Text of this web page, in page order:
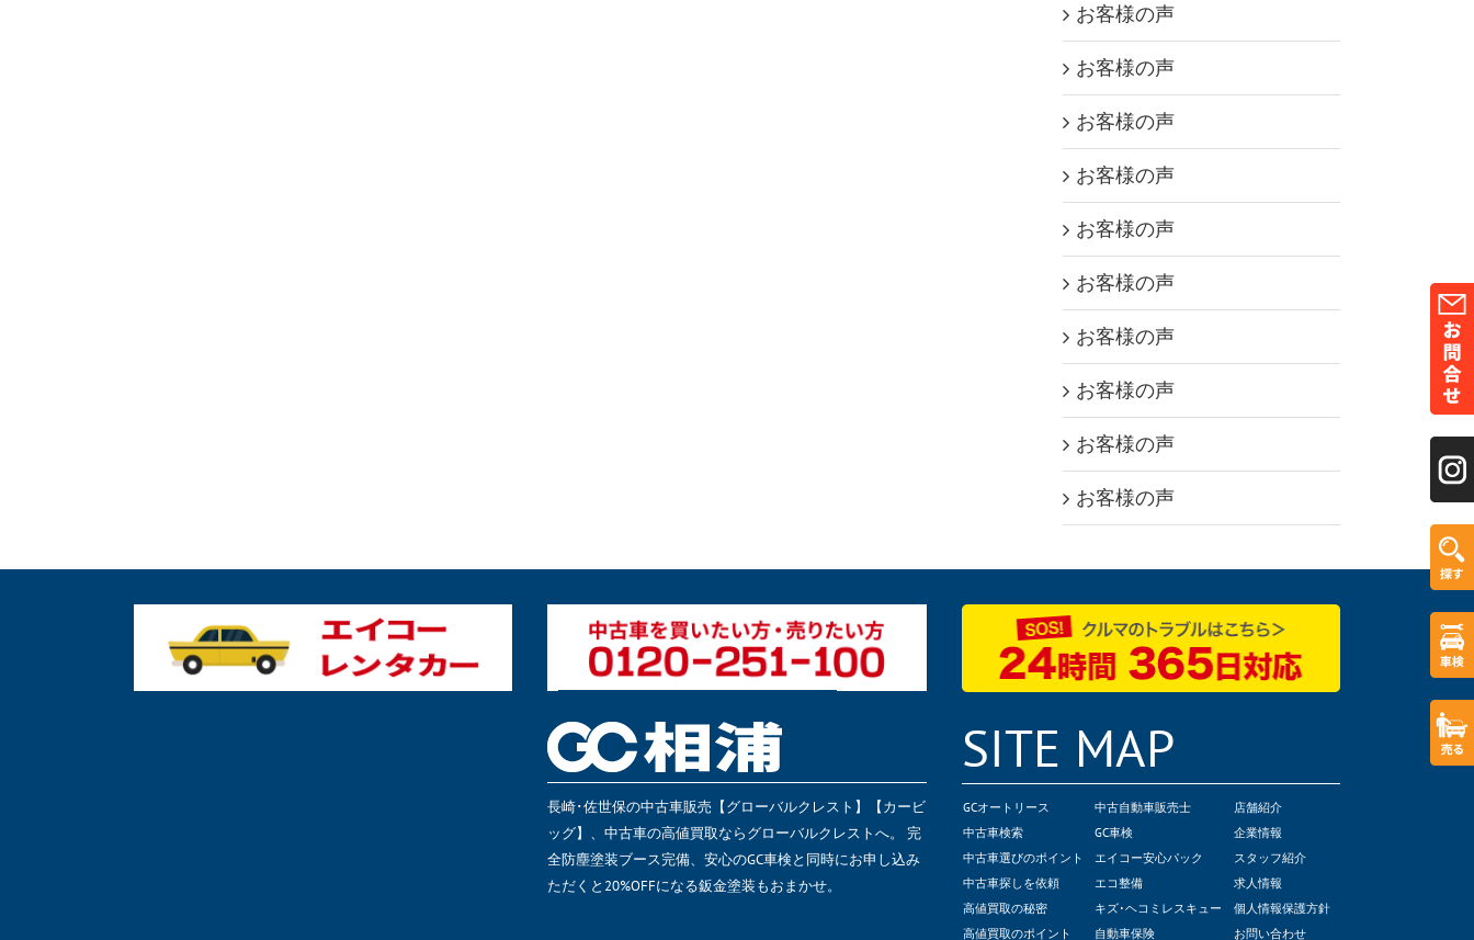
お客様の声
お客様の声
お客様の声
お客様の声
お客様の声
お客様の声
お客様の声
お客様の声
お客様の声
お客様の声
長崎･佐世保の中古車販売【グローバルクレスト】【カービ
ッグ】、中古車の高値買取ならグローバルクレストへ。 完
全防塵塗装ブース完備、安心のGC車検と同時にお申し込み
ただくと20%OFFになる鈑金塗装もおまかせ。
SITE MAP
GCオートリース
中古車検索
中古車選びのポイント
中古車探しを依頼
高値買取の秘密
高値買取のポイント
中古自動車販売士
GC車検
エイコー安心パック
エコ整備
キズ･ヘコミレスキュー
自動車保険
店舗紹介
企業情報
スタッフ紹介
求人情報
個人情報保護方針
お問い合わせ